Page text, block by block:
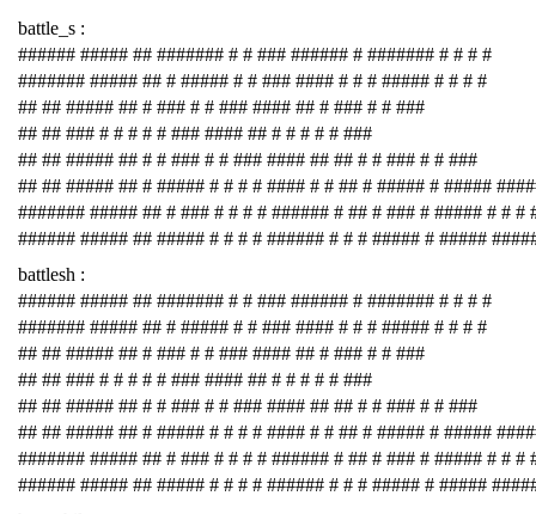
battle_s :
###### ##### ## ####### # # ### ###### # ####### # # # #
####### ##### ## # ##### # # ### #### # # # ##### # # # #
## ## ##### ## # ### # # ### #### ## # ### # # ###
## ## ### # # # # # ### #### ## # # # # # ###
## ## ##### ## # # ### # # ### #### ## ## # # ### # # ###
## ## ##### ## # ##### # # # # #### # # ## # ##### # #####
####### ##### ## # ### # # # # ###### # ## # ### # ##### # # #
###### ##### ## ##### # # # # ###### # # # ##### # #####
battlesh :
###### ##### ## ####### # # ### ###### # ####### # # # #
####### ##### ## # ##### # # ### #### # # # ##### # # # #
## ## ##### ## # ### # # ### #### ## # ### # # ###
## ## ### # # # # # ### #### ## # # # # # ###
## ## ##### ## # # ### # # ### #### ## ## # # ### # # ###
## ## ##### ## # ##### # # # # #### # # ## # ##### # #####
####### ##### ## # ### # # # # ###### # ## # ### # ##### # # #
###### ##### ## ##### # # # # ###### # # # ##### # #####